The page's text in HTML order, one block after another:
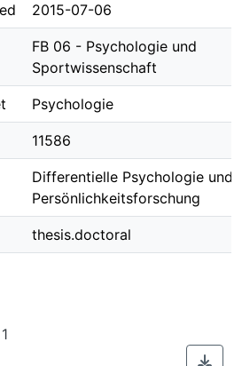
2015-07-06
FB 06 - Psychologie und
Sportwissenschaft
Psychologie
11586
Differentielle Psychologie und
Persönlichkeitsforschung
thesis.doctoral